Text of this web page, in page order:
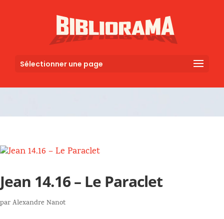
Sélectionner une page
Jean 14.16 – Le Paraclet
parAlexandre Nanot